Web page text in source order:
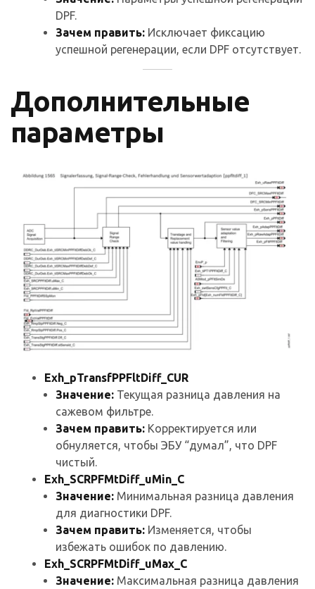
DPF.
Зачем править: Исключает фиксацию
успешной регенерации, если DPF отсутствует.
Дополнительные
параметры
Exh_pTransfPPFltDiff_CUR
Значение: Текущая разница давления на
сажевом фильтре.
Зачем править: Корректируется или
обнуляется, чтобы ЭБУ “думал”, что DPF
чистый.
Exh_SCRPFMtDiff_uMin_C
Значение: Минимальная разница давления
для диагностики DPF.
Зачем править: Изменяется, чтобы
избежать ошибок по давлению.
Exh_SCRPFMtDiff_uMax_C
Значение: Максимальная разница давления